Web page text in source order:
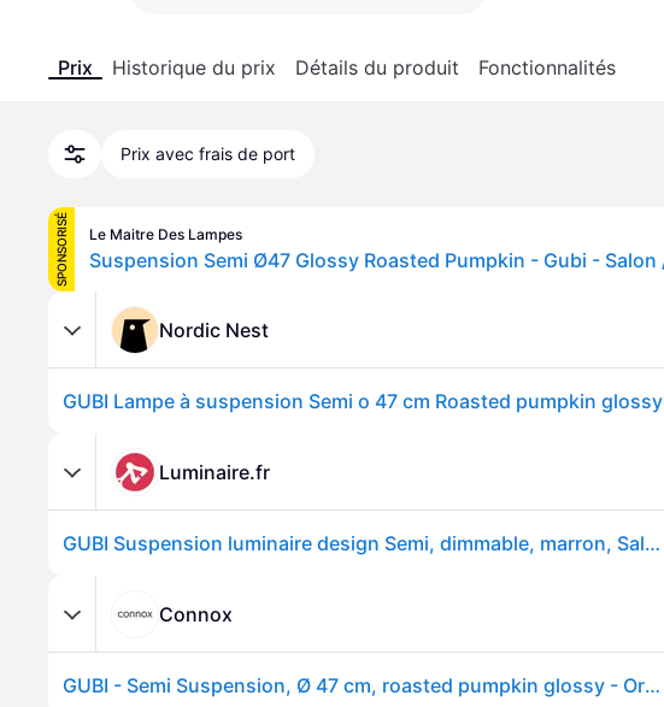
Prix Historique du prix Détails du produit Fonctionnalités
Prix avec frais de port
SPONSORISÉ Le Maitre Des Lampes
Nordic Nest
GUBI Lampe à suspension Semi o 47 cm Roasted pumpkin glossy
Luminaire.fr
GUBI Suspension luminaire design Semi, dimmable, marron, Salon / Salle à manger, Métal, Design, Suspension
Connox
GUBI - Semi Suspension, Ø 47 cm, roasted pumpkin glossy - Orange